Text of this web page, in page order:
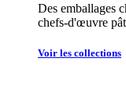
Des emballages
chefs-d'œuvre
Voir les collections